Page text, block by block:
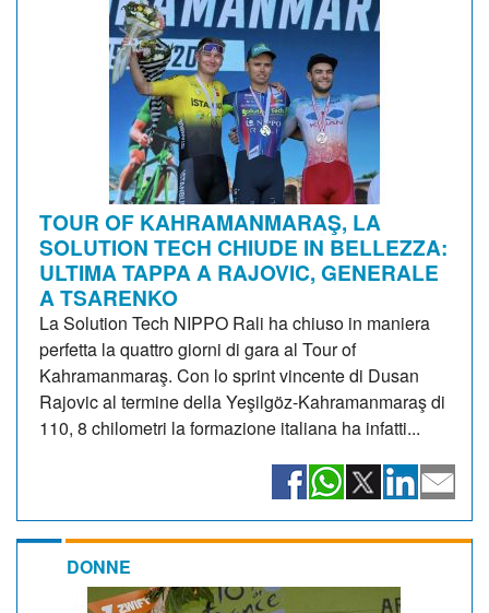
TOUR OF KAHRAMANMARAŞ, LA
SOLUTION TECH CHIUDE IN BELLEZZA:
ULTIMA TAPPA A RAJOVIC, GENERALE
A TSARENKO
La Solution Tech NIPPO Rali ha chiuso in maniera
perfetta la quattro giorni di gara al Tour of
Kahramanmaraş. Con lo sprint vincente di Dusan
Rajovic al termine della Yeşilgöz-Kahramanmaraş di
110, 8 chilometri la formazione italiana ha infatti...
DONNE